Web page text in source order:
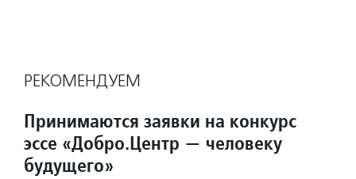
РЕКОМЕНДУЕМ
Принимаются заявки на конкурс
эссе «Добро.Центр — человеку
будущего»